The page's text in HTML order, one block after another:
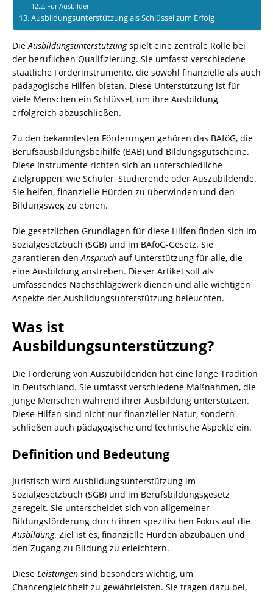
Für Ausbilder
Ausbildungsunterstützung als Schlüssel zum Erfolg
DieAusbildungsunterstützungspielt eine zentrale Rolle bei
der beruflichen Qualifizierung. Sie umfasst verschiedene
staatliche Förderinstrumente, die sowohl finanzielle als auch
pädagogische Hilfen bieten. Diese Unterstützung ist für
viele Menschen ein Schlüssel, um ihre Ausbildung
erfolgreich abzuschließen.
Zu den bekanntesten Förderungen gehören das BAföG, die
Berufsausbildungsbeihilfe (BAB) und Bildungsgutscheine.
Diese Instrumente richten sich an unterschiedliche
Zielgruppen, wie Schüler, Studierende oder Auszubildende.
Sie helfen, finanzielle Hürden zu überwinden und den
Bildungsweg zu ebnen.
Die gesetzlichen Grundlagen für diese Hilfen finden sich im
Sozialgesetzbuch (SGB) und im BAföG-Gesetz. Sie
garantieren denAnspruch auf Unterstützung für alle, die
eine Ausbildung anstreben. Dieser Artikel soll als
umfassendes Nachschlagewerk dienen und alle wichtigen
Aspekte der Ausbildungsunterstützung beleuchten.
Was ist
Ausbildungsunterstützung?
Die Förderung von Auszubildenden hat eine lange Tradition
in Deutschland. Sie umfasst verschiedene Maßnahmen, die
junge Menschen während ihrer Ausbildung unterstützen.
Diese Hilfen sind nicht nur finanzieller Natur, sondern
schließen auch pädagogische und technische Aspekte ein.
Definition und Bedeutung
Juristisch wird Ausbildungsunterstützung im
Sozialgesetzbuch (SGB) und im Berufsbildungsgesetz
geregelt. Sie unterscheidet sich von allgemeiner
Bildungsförderung durch ihren spezifischen Fokus auf die
Ausbildung. Ziel ist es, finanzielle Hürden abzubauen und
den Zugang zu Bildung zu erleichtern.
Diese Leistungen sind besonders wichtig, um
Chancengleichheit zu gewährleisten. Sie tragen dazu bei,